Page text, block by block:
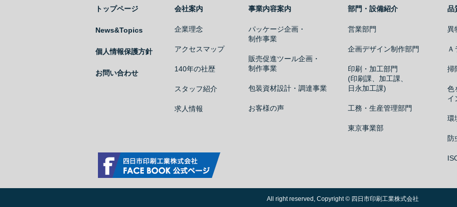
トップページ
News&Topics
個人情報保護方針
お問い合わせ
会社案内
企業理念
アクセスマップ
140年の社歴
スタッフ紹介
求人情報
事業内容案内
パッケージ企画・
制作事業
販売促進ツール企画・
制作事業
包装資材設計・調達事業
お客様の声
部門・設備紹介
営業部門
企画デザイン制作部門
印刷・加工部門
(印刷課、加工課、
日永加工課)
工務・生産管理部門
東京事業部
品
異
掃
色
イ
環
防
All right reserved, Copyright © 四日市印刷工業株式会社